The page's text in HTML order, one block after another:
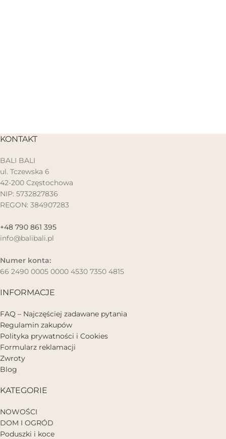
KONTAKT
BALI BALI
ul. Tczewska 6
42-200 Częstochowa
NIP: 5732827836
REGON: 384907283
+48 790 861 395
info@balibali.pl
Numer konta:
66 2490 0005 0000 4530 7350 4815
INFORMACJE
FAQ – Najczęściej zadawane pytania
Regulamin zakupów
Polityka prywatności i Cookies
Formularz reklamacji
Zwroty
Blog
KATEGORIE
NOWOŚCI
DOM I OGRÓD
Poduszki i koce